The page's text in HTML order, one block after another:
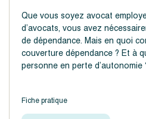
Que vous soyez avocat
d’avocats, vous avez
de dépendance. Mais en quoi
couverture dépendance ? Et à
personne en perte d’autonomie
Fiche pratique